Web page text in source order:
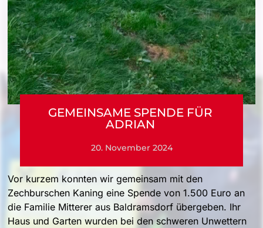
GEMEINSAME SPENDE FÜR
ADRIAN
20. November 2024
Vor kurzem konnten wir gemeinsam mit den
Zechburschen Kaning eine Spende von 1.500 Euro an
die Familie Mitterer aus Baldramsdorf übergeben. Ihr
Haus und Garten wurden bei den schweren Unwettern